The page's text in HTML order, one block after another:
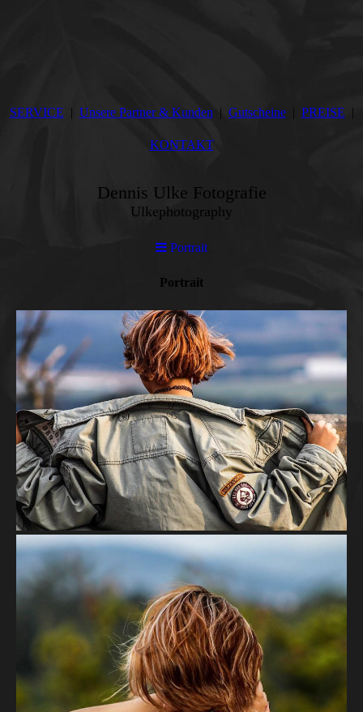
SERVICE Unsere Partner & Kunden Gutscheine PREISE
KONTAKT
Dennis Ulke Fotografie
Ulkephotography
Portrait
Portrait